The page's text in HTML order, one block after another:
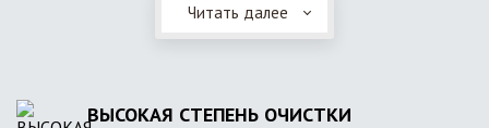
Читать далее
ВЫСОКАЯ СТЕПЕНЬ ОЧИСТКИ